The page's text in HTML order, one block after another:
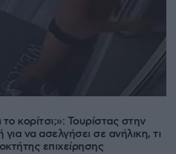
κορίτσι;»: Τουρίστας στην
για να ασελγήσει σε ανήλικη, τι
επιχείρησης